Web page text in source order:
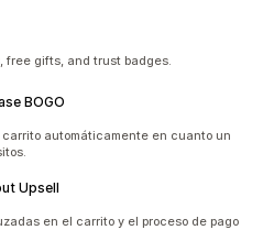
free gifts, and trust badges.
BOGO
automáticamente en cuanto un
Upsell
en el carrito y el proceso de pago